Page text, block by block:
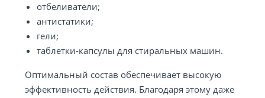
отбеливатели;
антистатики;
гели;
таблетки-капсулы для стиральных машин.
Оптимальный состав обеспечивает высокую
эффективность действия. Благодаря этому даже